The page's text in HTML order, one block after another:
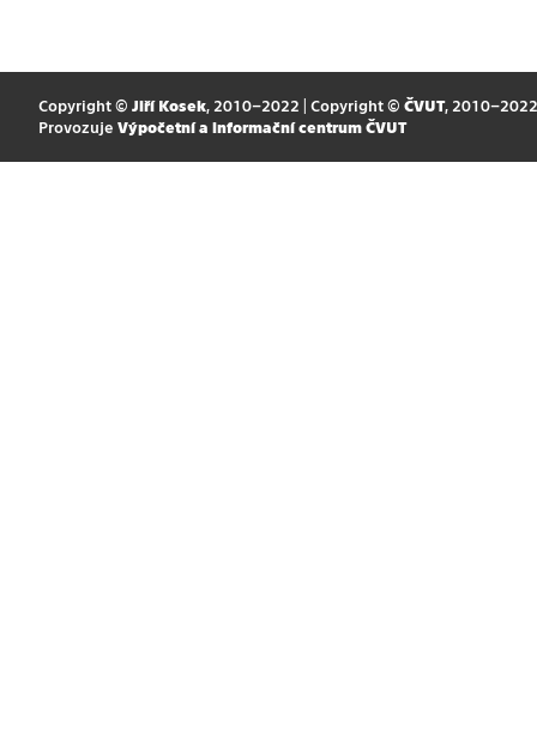
Copyright © Jiří Kosek, 2010–2022 | Copyright © ČVUT, 2010–2022
Provozuje Výpočetní a informační centrum ČVUT